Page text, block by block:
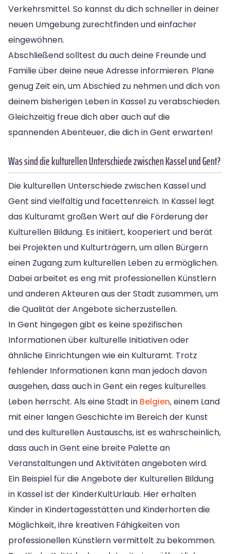
Verkehrsmittel. So kannst du dich schneller in deiner
neuen Umgebung zurechtfinden und einfacher
eingewöhnen.
Abschließend solltest du auch deine Freunde und
Familie über deine neue Adresse informieren. Plane
genug Zeit ein, um Abschied zu nehmen und dich von
deinem bisherigen Leben in Kassel zu verabschieden.
Gleichzeitig freue dich aber auch auf die
spannenden Abenteuer, die dich in Gent erwarten!
Was sind die kulturellen Unterschiede zwischen Kassel und Gent?
Die kulturellen Unterschiede zwischen Kassel und
Gent sind vielfältig und facettenreich. In Kassel legt
das Kulturamt großen Wert auf die Förderung der
Kulturellen Bildung. Es initiiert, kooperiert und berät
bei Projekten und Kulturträgern, um allen Bürgern
einen Zugang zum kulturellen Leben zu ermöglichen.
Dabei arbeitet es eng mit professionellen Künstlern
und anderen Akteuren aus der Stadt zusammen, um
die Qualität der Angebote sicherzustellen.
In Gent hingegen gibt es keine spezifischen
Informationen über kulturelle Initiativen oder
ähnliche Einrichtungen wie ein Kulturamt. Trotz
fehlender Informationen kann man jedoch davon
ausgehen, dass auch in Gent ein reges kulturelles
Leben herrscht. Als eine Stadt in Belgien, einem Land
mit einer langen Geschichte im Bereich der Kunst
und des kulturellen Austauschs, ist es wahrscheinlich,
dass auch in Gent eine breite Palette an
Veranstaltungen und Aktivitäten angeboten wird.
Ein Beispiel für die Angebote der Kulturellen Bildung
in Kassel ist der KinderKultUrlaub. Hier erhalten
Kinder in Kindertagesstätten und Kinderhorten die
Möglichkeit, ihre kreativen Fähigkeiten von
professionellen Künstlern vermittelt zu bekommen.